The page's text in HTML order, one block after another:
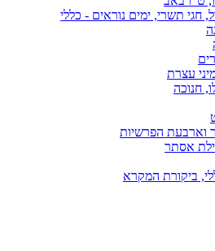
חגי תשרי, ימים נוראים - כללי
עצרת
חנוכה
וארבעת הפרשיות
אסתר
ביקורת המקרא